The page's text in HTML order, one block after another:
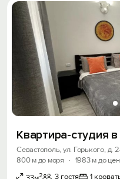
Квартира-студия
Севастополь, ул. Горького, д.
800 м до моря
· 1983 м до
2 3 гостя 1